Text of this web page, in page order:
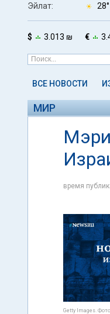
Эйлат:
$ 3.013 ₪ €
ВСЕ НОВОСТИ
МИР
время
Getty Images.